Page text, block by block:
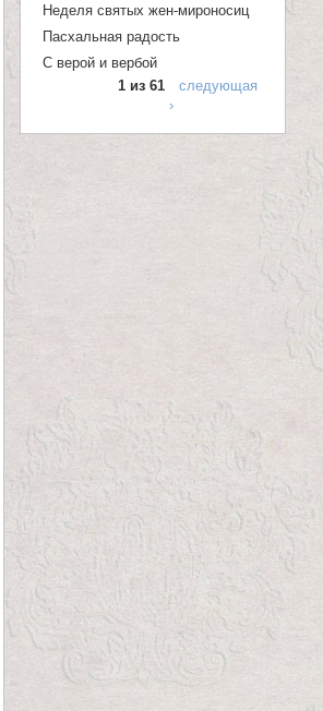
Неделя святых жен-мироносиц
Пасхальная радость
С верой и вербой
1 из 61
следующая
›